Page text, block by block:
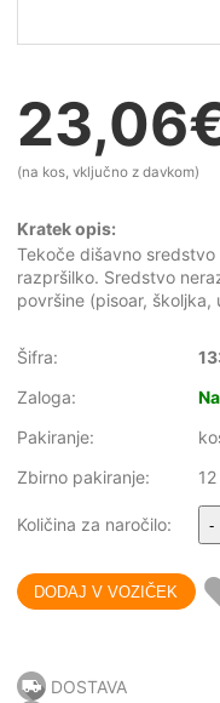
23,06
(na kos, vključno z davkom)
Kratek opis:
Tekoče dišavno
razpršilko. Sredstvo
površine (pisoar, školjka,
Šifra:
Zaloga:
Pakiranje:
Zbirno pakiranje:
Količina za naročilo: -
DOSTAVA